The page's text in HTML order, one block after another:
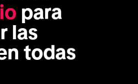
para
las
todas